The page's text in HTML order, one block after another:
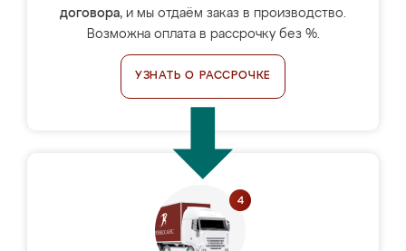
договора, и мы отдаём заказ в производство.
Возможна оплата в рассрочку без %.
УЗНАТЬ О РАССРОЧКЕ